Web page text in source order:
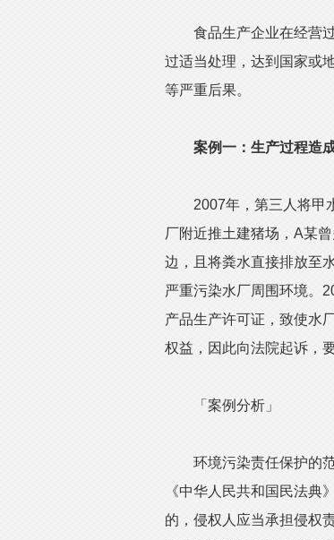
食品生产企业在经营过
过适当处理，达到国家或
等严重后果。
案例一：生产过程造
2007年，第三人将甲水
厂附近推土建猪场，A某
边，且将粪水直接排放至
严重污染水厂周围环境。
产品生产许可证，致使水
权益，因此向法院起诉，
「案例分析」
环境污染责任保护的范
《中华人民共和国民法典
的，侵权人应当承担侵权